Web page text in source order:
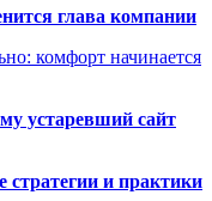
глава компании
комфорт начинается
устаревший сайт
и практики